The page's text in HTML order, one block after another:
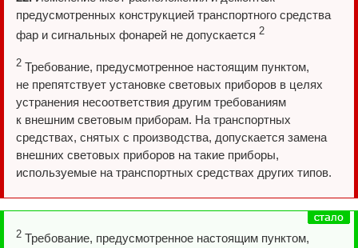
предусмотренных конструкцией транспортного средства
фар и сигнальных фонарей не допускается 2
2 Требование, предусмотренное настоящим пунктом,
не препятствует установке световых приборов в целях
устранения несоответствия другим требованиям
к внешним световым приборам. На транспортных
средствах, снятых с производства, допускается замена
внешних световых приборов на такие приборы,
используемые на транспортных средствах других типов.
2 Требование, предусмотренное настоящим пунктом,